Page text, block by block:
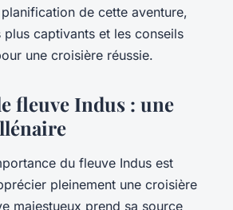
de cette aventure,
plus captivants et les conseils
une croisière réussie.
fleuve Indus : une
du fleuve Indus est
pleinement une croisière
majestueux prend sa source